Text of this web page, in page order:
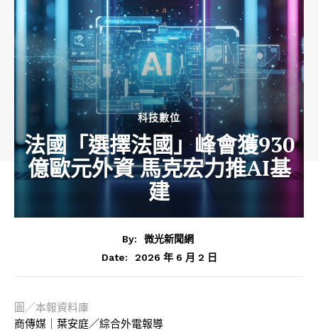
科技數位
法國「選擇法國」峰會獲930
億歐元外資 馬克宏力推AI基
建
By:
微光新聞網
Date:
2026 年 6 月 2 日
圖／本報資料庫
商傳媒｜葉安庭／綜合外電報導